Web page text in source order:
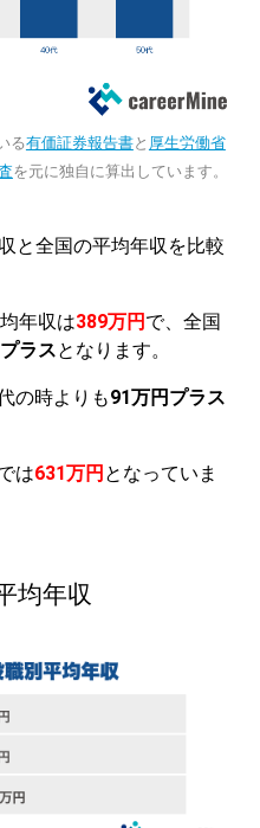
る有価証券報告書と 厚生労働省
を元に独自に算出しています。
と全国の平均年収を比較
年収は389万円 で、全国
ラスとなります。
の時よりも91万円プラス
は631万円 となっていま
均年収